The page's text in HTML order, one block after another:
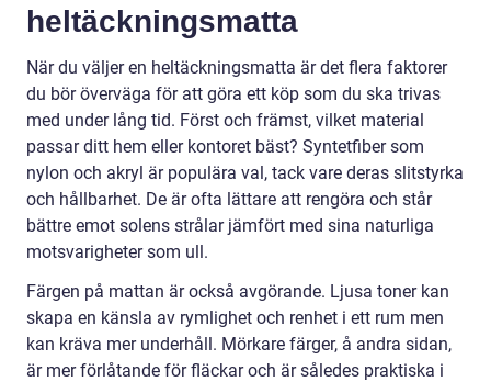
heltäckningsmatta
När du väljer en heltäckningsmatta är det flera faktorer
du bör överväga för att göra ett köp som du ska trivas
med under lång tid. Först och främst, vilket material
passar ditt hem eller kontoret bäst? Syntetfiber som
nylon och akryl är populära val, tack vare deras slitstyrka
och hållbarhet. De är ofta lättare att rengöra och står
bättre emot solens strålar jämfört med sina naturliga
motsvarigheter som ull.
Färgen på mattan är också avgörande. Ljusa toner kan
skapa en känsla av rymlighet och renhet i ett rum men
kan kräva mer underhåll. Mörkare färger, å andra sidan,
är mer förlåtande för fläckar och är således praktiska i